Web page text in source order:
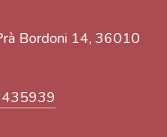
Bordoni 14, 36010